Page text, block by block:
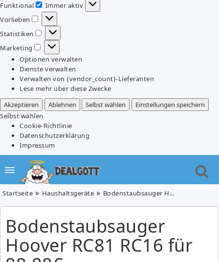
Funktional
Funktional
Immer aktiv
Vorlieben
Vorlieben
Statistiken
Statistiken
Marketing
Marketing
Optionen verwalten
Dienste verwalten
Verwalten von {vendor_count}-Lieferanten
Lese mehr über diese Zwecke
Akzeptieren
Ablehnen Selbst wählen
Einstellungen speichern
Selbst wählen
Cookie-Richtlinie
Datenschutzerklärung
Impressum
Startseite Haushaltsgeräte Bodenstaubsauger Hoover RC81 RC16 für 88,88€
Bodenstaubsauger
Hoover RC81 RC16 für